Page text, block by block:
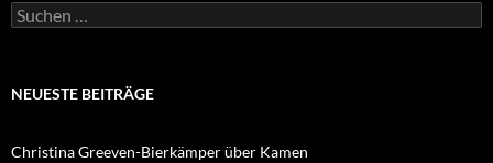
Suchen
nach:
NEUESTE BEITRÄGE
Christina Greeven-Bierkämper über Kamen